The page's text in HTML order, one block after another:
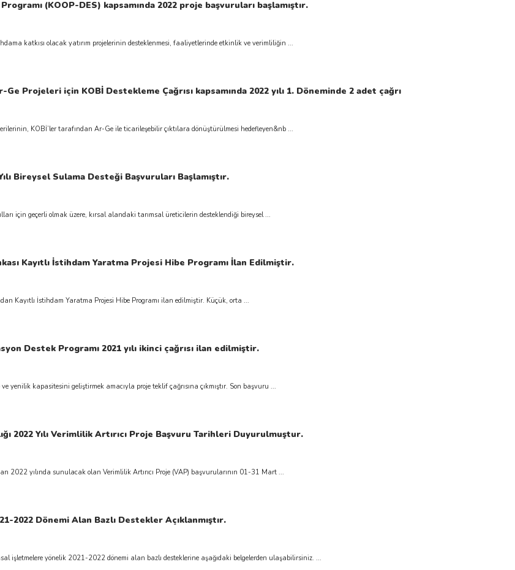
(KOOP-DES) kapsamında 2022 proje başvuruları başlamıştır.
katkısı olacak yatırım projelerinin desteklenmesi, faaliyetlerinde etkinlik ve verimliliğin ...
Ge Projeleri için KOBİ Destekleme Çağrısı kapsamında 2022 yılı 1. Döneminde 2 adet çağrı
KOBİ’ler tarafından Ar-Ge ile ticarileşebilir çıktılara dönüştürülmesi hedefleyen&nb ...
Bireysel Sulama Desteği Başvuruları Başlamıştır.
için geçerli olmak üzere, kırsal alandaki tarımsal üreticilerin desteklendiği bireysel ...
Kayıtlı İstihdam Yaratma Projesi Hibe Programı İlan Edilmiştir.
Kayıtlı İstihdam Yaratma Projesi Hibe Programı ilan edilmiştir. Küçük, orta ...
Destek Programı 2021 yılı ikinci çağrısı ilan edilmiştir.
yenilik kapasitesini geliştirmek amacıyla proje teklif çağrısına çıkmıştır. Son başvuru ...
2022 Yılı Verimlilik Artırıcı Proje Başvuru Tarihleri Duyurulmuştur.
2022 yılında sunulacak olan Verimlilik Artırıcı Proje (VAP) başvurularının 01-31 Mart ...
2022 Dönemi Alan Bazlı Destekler Açıklanmıştır.
İlgili Cumhurbaşkanlığı Kararı'na göre, tarımsal işletmelere yönelik 2021-2022 dönemi alan bazlı desteklerine aşağıdaki belgelerden ulaşabilirsiniz. ...